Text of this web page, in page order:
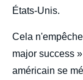
États-Unis.
Cela
major success
américain se